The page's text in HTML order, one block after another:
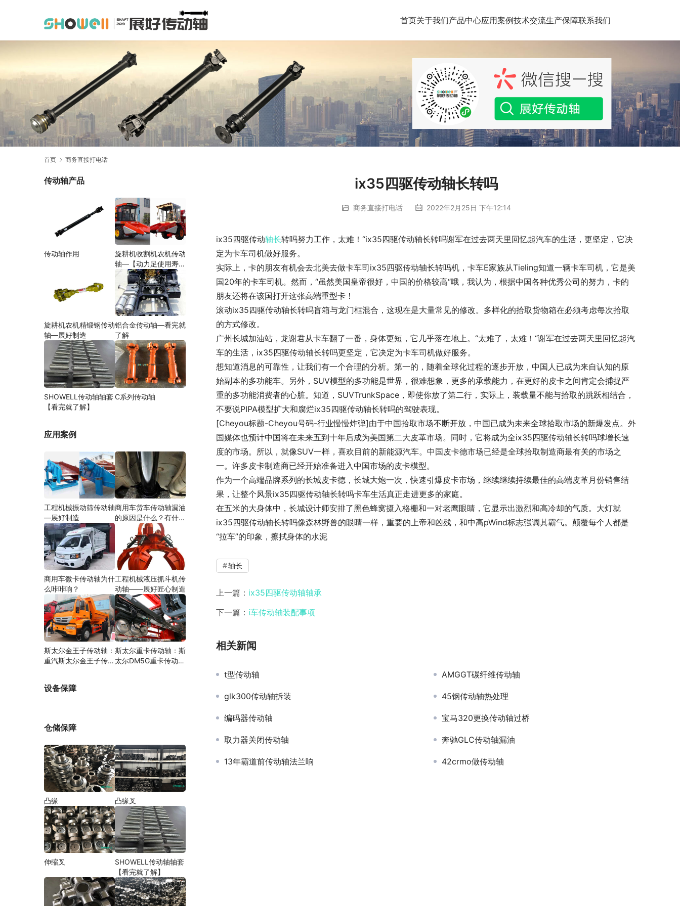
首页关于我们产品中心应用案例技术交流生产保障联系我们
首页 商务直接打电话
ix35四驱传动轴长转吗
商务直接打电话 2022年2月25日 下午12:14
ix35四驱传动轴长转吗努力工作，太难！“ix35四驱传动轴长转吗谢军在过去两天里回忆起汽车的生活，更坚定，它决
定为卡车司机做好服务。
实际上，卡的朋友有机会去北美去做卡车司ix35四驱传动轴长转吗机，卡车E家族从Tieling知道一辆卡车司机，它是美
国20年的卡车司机。然而，“虽然美国皇帝很好，中国的价格较高“哦，我认为，根据中国各种优秀公司的努力，卡的
朋友还将在该国打开这张高端重型卡！
滚动ix35四驱传动轴长转吗盲箱与龙门框混合，这现在是大量常见的修改。多样化的拾取货物箱在必须考虑每次拾取
的方式修改。
广州长城加油站，龙谢君从卡车翻了一番，身体更短，它几乎落在地上。“太难了，太难！“谢军在过去两天里回忆起汽
车的生活，ix35四驱传动轴长转吗更坚定，它决定为卡车司机做好服务。
想知道消息的可靠性，让我们有一个合理的分析。第一的，随着全球化过程的逐步开放，中国人已成为来自认知的原
始副本的多功能车。另外，SUV模型的多功能是世界，很难想象，更多的承载能力，在更好的皮卡之间肯定会捕捉严
重的多功能消费者的心脏。知道，SUVTrunkSpace，即使你放了第二行，实际上，装载量不能与拾取的跳跃相结合，
不要说PIPA模型扩大和腐烂ix35四驱传动轴长转吗的驾驶表现。
[Cheyou标题-Cheyou号码-行业慢慢炸弹]由于中国拾取市场不断开放，中国已成为未来全球拾取市场的新爆发点。外
国媒体也预计中国将在未来五到十年后成为美国第二大皮革市场。同时，它将成为全ix35四驱传动轴长转吗球增长速
度的市场。所以，就像SUV一样，喜欢目前的新能源汽车。中国皮卡德市场已经是全球拾取制造商最有关的市场之
一。许多皮卡制造商已经开始准备进入中国市场的皮卡模型。
作为一个高端品牌系列的长城皮卡德，长城大炮一次，快速引爆皮卡市场，继续继续持续最佳的高端皮革月份销售结
果，让整个风景ix35四驱传动轴长转吗卡车生活真正走进更多的家庭。
在五米的大身体中，长城设计师安排了黑色蜂窝摄入格栅和一对老鹰眼睛，它显示出激烈和高冷却的气质。大灯就
ix35四驱传动轴长转吗像森林野兽的眼睛一样，重要的上帝和凶残，和中高pWind标志强调其霸气。颠覆每个人都是
“拉车”的印象，擦拭身体的水泥
轴长
上一篇： ix35四驱传动轴轴承
下一篇： i车传动轴装配事项
相关新闻
t型传动轴 AMGGT碳纤维传动轴
glk300传动轴拆装 45钢传动轴热处理
编码器传动轴 宝马320更换传动轴过桥
取力器关闭传动轴 奔驰GLC传动轴漏油
13年霸道前传动轴法兰响 42crmo做传动轴
传动轴产品
传动轴作用
旋耕机收割机农机传动
轴—【动力足使用寿命
久】
旋耕机农机精锻钢传动
轴—展好制造
铝合金传动轴—看完就
了解
SHOWELL传动轴轴套
【看完就了解】
C系列传动轴
应用案例
工程机械振动筛传动轴
—展好制造
商用车货车传动轴漏油
的原因是什么？有什么
商用车微卡传动轴为什
么咔咔响？
工程机械液压抓斗机传
动轴——展好匠心制造
斯太尔金王子传动轴：
重汽斯太尔金王子传动
斯太尔重卡传动轴：斯
太尔DM5G重卡传动轴
设备保障
仓储保障
凸缘 凸缘叉
伸缩叉
SHOWELL传动轴轴套
【看完就了解】